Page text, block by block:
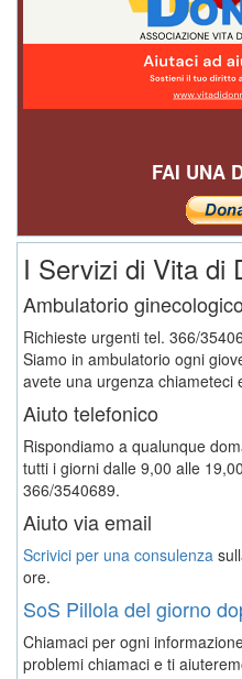
FAI UNA
I Servizi di Vita di
Ambulatorio ginecologico
Richieste urgenti tel. 366/
Siamo in ambulatorio ogni
avete una urgenza chiameteci
Aiuto telefonico
Rispondiamo a qualunque
tutti i giorni dalle 9,00 alle
366/3540689.
Aiuto via email
Scrivici per una consulenza
ore.
SoS Pillola del giorno
Chiamaci per ogni
problemi chiamaci e ti